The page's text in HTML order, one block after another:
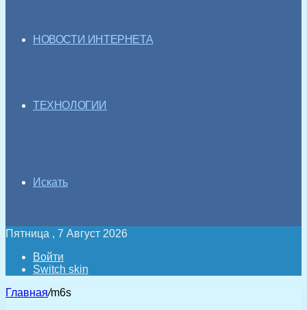
НОВОСТИ ИНТЕРНЕТА
ТЕХНОЛОГИИ
Искать
Пятница , 7 Август 2026
Войти
Switch skin
Главная/m6s